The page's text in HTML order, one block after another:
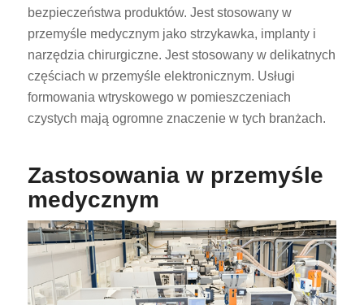
bezpieczeństwa produktów. Jest stosowany w
przemyśle medycznym jako strzykawka, implanty i
narzędzia chirurgiczne. Jest stosowany w delikatnych
częściach w przemyśle elektronicznym. Usługi
formowania wtryskowego w pomieszczeniach
czystych mają ogromne znaczenie w tych branżach.
Zastosowania w przemyśle
medycznym